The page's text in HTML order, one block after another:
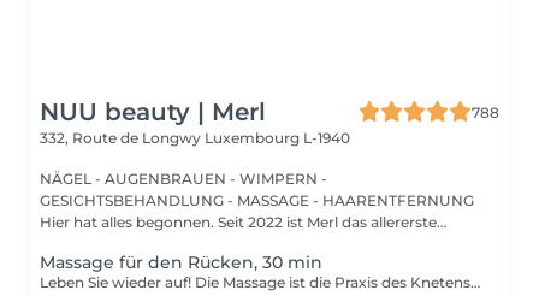
NUU beauty | Merl
788
332, Route de Longwy Luxembourg L-1940
NÄGEL - AUGENBRAUEN - WIMPERN -
GESICHTSBEHANDLUNG - MASSAGE - HAARENTFERNUNG
Hier hat alles begonnen. Seit 2022 ist Merl das allererste
Massage für den Rücken, 30 min
Leben Sie wieder auf! Die Massage ist die Praxis des Knetens oder Manipulierens der Muskeln und anderer Weichteile einer Person, um Stress zu reduzieren, Muskelschmerzen zu lindern, die Entspannung zu fördern und die Funktion des Immunsystems zu verbessern. Vorteile einer Rückenmassage für die Gesundheit: - reduziert Stress - entspannend - verbessert die Durchblutung - verbessert das Immunsystem des Körpers Wie wird die Rückenmassage für die Gesundheit durchgeführt? - Kopf und Nacken werden massiert - Schultern und Rücken werden massiert - Hände und Arme werden massiert Altersbeschränkungen: es gibt keine Altersbeschränkungen für dieses Verfahren. Empfehlungen nach dem Eingriff: nach dem Eingriff 2-3 Stunden keinen Sport und plötzliche Bewegungen machen. Frequenz: 1-2 Mal pro Woche, insgesamt 10 Mal. Wiederholen Sie den Eingriff alle 3-6 Monate.